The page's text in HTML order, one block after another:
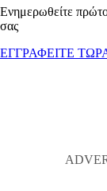
Ενημερωθείτε
σας
ΕΓΓΡΑΦΕΙΤΕ